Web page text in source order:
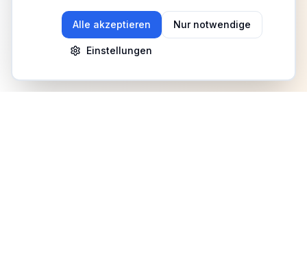
Alle akzeptieren Nur notwendige
Einstellungen